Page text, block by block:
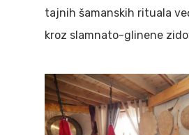
tajnih šamanskih rituala
kroz slamnato-glinene